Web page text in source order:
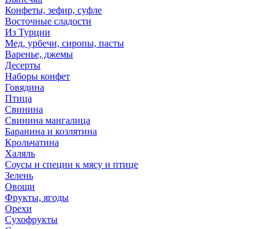
Конфеты, зефир, суфле
Восточные сладости
Из Турции
Мед, урбечи, сиропы, пасты
Варенье, джемы
Десерты
Наборы конфет
Говядина
Птица
Свинина
Свинина мангалица
Баранина и козлятина
Крольчатина
Халяль
Соусы и специи к мясу и птице
Зелень
Овощи
Фрукты, ягоды
Орехи
Сухофрукты